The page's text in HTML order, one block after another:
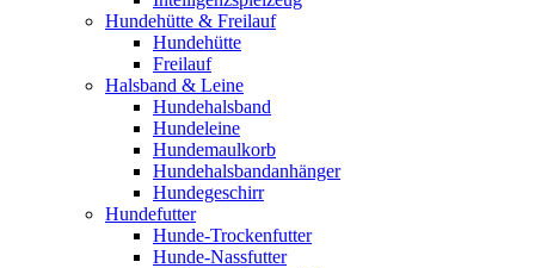
Hundehütte & Freilauf
Hundehütte
Freilauf
Halsband & Leine
Hundehalsband
Hundeleine
Hundemaulkorb
Hundehalsbandanhänger
Hundegeschirr
Hundefutter
Hunde-Trockenfutter
Hunde-Nassfutter